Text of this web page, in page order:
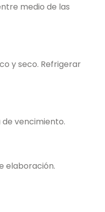
medio de las
y seco. Refrigerar
vencimiento.
elaboración.